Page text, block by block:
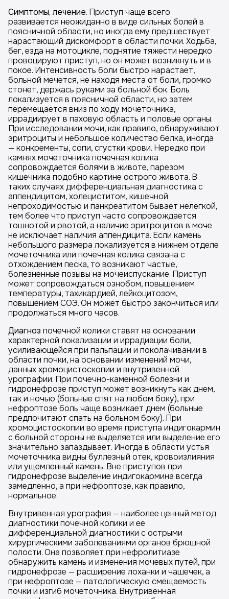
Симптомы, лечение. Приступ чаще всего
развивается неожиданно в виде сильных болей в
поясничной области, но иногда ему предшествует
нарастающий дискомфорт в области почки. Ходьба,
бег, езда на мотоцикле, поднятие тяжести нередко
провоцируют приступ, но он может возникнуть и в
покое. Интенсивность боли быстро нарастает,
больной мечется, не находя места от боли, громко
стонет, держась руками за больной бок. Боль
локализуется в поясничной области, но затем
перемещается вниз по ходу мочеточника,
иррадиирует в паховую область и половые органы.
При исследовании мочи, как правило, обнаруживают
эритроциты и небольшое количество белка, иногда
— конкременты, сопи, сгустки крови. Нередко при
камнях мочеточника почечная колика
сопровождается болями в животе, парезом
кишечника подобно картине острого живота. В
таких случаях дифференциальная диагностика с
аппендицитом, холециститом, кишечной
непроходимостью и панкреатитом бывает нелегкой,
тем более что приступ часто сопровождается
тошнотой и рвотой, а наличие эритроцитов в моче
не исключает наличия аппендицита. Если камень
небольшого размера локализуется в нижнем отделе
мочеточника или почечная колика связана с
отхождением песка, то возникают частые,
болезненные позывы на мочеиспускание. Приступ
может сопровождаться ознобом, повышением
температуры, тахикардией, лейкоцитозом,
повышением СОЭ. Он может быстро закончиться или
продолжаться много часов.
Диагноз почечной колики ставят на основании
характерной локализации и иррадиации боли,
усиливающейся при пальпации и поколачивании в
области почки, на основании изменений мочи,
данных хромоцистоскопии и внутривенной
урографии. При почечно-каменной болезни и
гидронефрозе приступ может возникнуть как днем,
так и ночью (больные спят на любом боку), при
нефроптозе боль чаще возникает днем (больные
предпочитают спать на больном боку). При
хромоцистоскопии во время приступа индигокармин
с больной стороны не выделяется или выделение его
значительно запаздывает. Иногда в области устья
мочеточника видны буллезный отек, кровоизлияния
или ущемленный камень. Вне приступов при
гидронефрозе выделение индигокармина всегда
замедленно, а при нефроптозе, как правило,
нормальное.
Внутривенная урография — наиболее ценный метод
диагностики почечной колики и ее
дифференциальной диагностики с острыми
хирургическими заболеваниями органов брюшной
полости. Она позволяет при нефролитиазе
обнаружить камень и изменения мочевых путей, при
гидронефрозе — расширение лоханки и чашечек, а
при нефроптозе — патологическую смещаемость
почки и изгиб мочеточника. Внутривенная